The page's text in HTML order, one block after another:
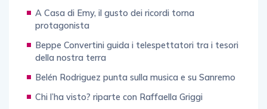
A Casa di Emy, il gusto dei ricordi torna
protagonista
Beppe Convertini guida i telespettatori tra i tesori
della nostra terra
Belén Rodriguez punta sulla musica e su Sanremo
Chi l’ha visto? riparte con Raffaella Griggi